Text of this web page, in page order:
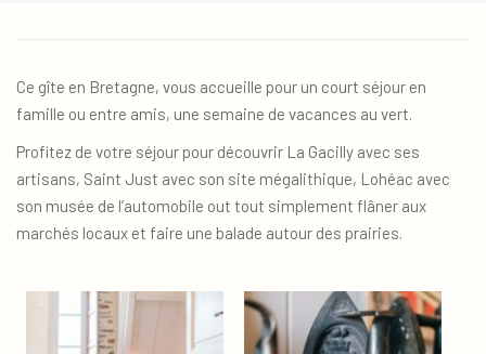
Ce gîte en Bretagne, vous accueille pour un court séjour en
famille ou entre amis, une semaine de vacances au vert.
Profitez de votre séjour pour découvrir La Gacilly avec ses
artisans, Saint Just avec son site mégalithique, Lohéac avec
son musée de l’automobile out tout simplement flâner aux
marchés locaux et faire une balade autour des prairies.